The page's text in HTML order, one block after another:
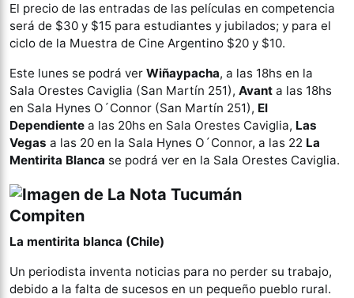
El precio de las entradas de las películas en competencia
será de $30 y $15 para estudiantes y jubilados; y para el
ciclo de la Muestra de Cine Argentino $20 y $10.
Este lunes se podrá ver Wiñaypacha, a las 18hs en la
Sala Orestes Caviglia (San Martín 251), Avant a las 18hs
en Sala Hynes O´Connor (San Martín 251), El
Dependiente a las 20hs en Sala Orestes Caviglia, Las
Vegas a las 20 en la Sala Hynes O´Connor, a las 22 La
Mentirita Blanca se podrá ver en la Sala Orestes Caviglia.
Compiten
La mentirita blanca (Chile)
Un periodista inventa noticias para no perder su trabajo,
debido a la falta de sucesos en un pequeño pueblo rural.